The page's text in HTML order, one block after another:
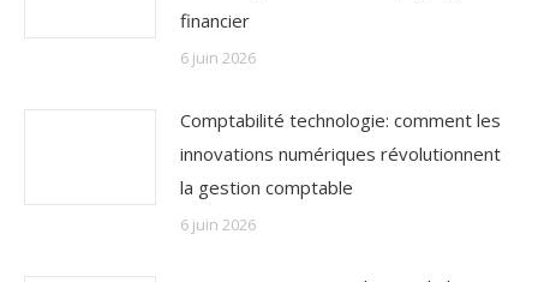
financier
6 juin 2026
Comptabilité technologie: comment les
innovations numériques révolutionnent
la gestion comptable
6 juin 2026